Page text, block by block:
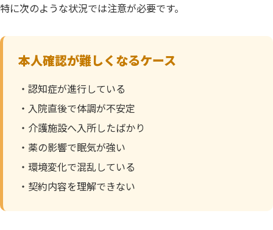
特に次のような状況では注意が必要です。
本人確認が難しくなるケース
・認知症が進行している
・入院直後で体調が不安定
・介護施設へ入所したばかり
・薬の影響で眠気が強い
・環境変化で混乱している
・契約内容を理解できない